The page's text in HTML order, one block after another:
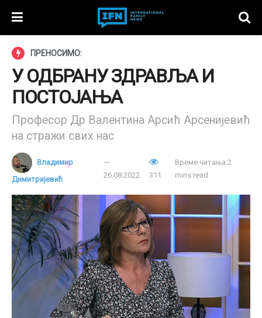
ПРЕНОСИМО:
У ОДБРАНУ ЗДРАВЉА И
ПОСТОЈАЊА
Професор Др Валентина Арсић Арсенијевић
на стражи свих нас
Владимир
Димитријевић
26.08.2022. 311
Време читања:2
mins read